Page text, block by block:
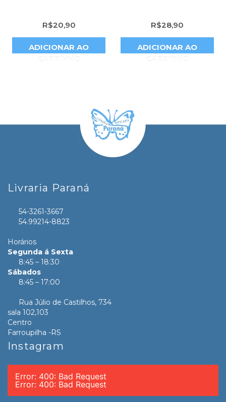
R$20,90
ADICIONAR AO
CARRINHO
R$28,90
ADICIONAR AO
CARRINHO
Livraria Paraná
54-3261-3667
54.99214-8823
Horários
Segunda á Sexta
8:45 – 18:30
Sábados
8:45 – 17:00
Rua Júlio de Castilhos, 734
sala 102,103
Centro
Farroupilha -RS
Instagram
Error: 400: Bad Request
Error: 400: Bad Request